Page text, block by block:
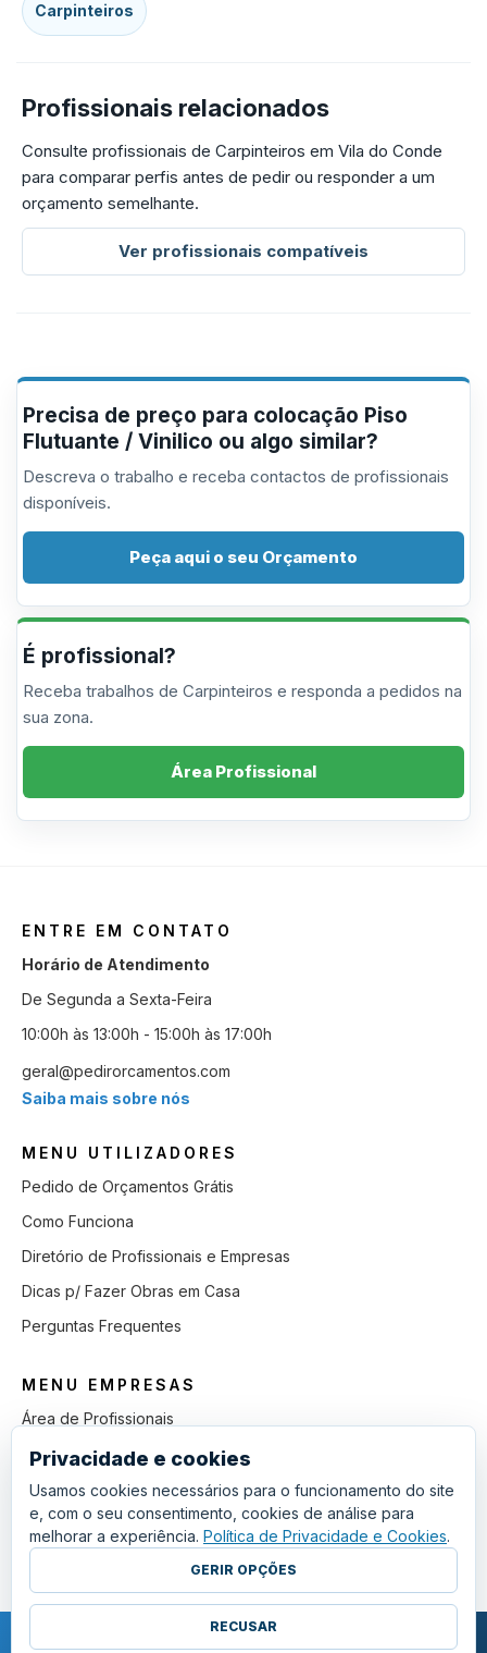
Carpinteiros
Profissionais relacionados
Consulte profissionais de Carpinteiros em Vila do Conde
para comparar perfis antes de pedir ou responder a um
orçamento semelhante.
Ver profissionais compatíveis
Precisa de preço para colocação Piso
Flutuante / Vinilico ou algo similar?
Descreva o trabalho e receba contactos de profissionais
disponíveis.
Peça aqui o seu Orçamento
É profissional?
Receba trabalhos de Carpinteiros e responda a pedidos na
sua zona.
Área Profissional
ENTRE EM CONTATO
Horário de Atendimento
De Segunda a Sexta-Feira
10:00h às 13:00h - 15:00h às 17:00h
geral@pedirorcamentos.com
Saiba mais sobre nós
MENU UTILIZADORES
Pedido de Orçamentos Grátis
Como Funciona
Diretório de Profissionais e Empresas
Dicas p/ Fazer Obras em Casa
Perguntas Frequentes
MENU EMPRESAS
Área de Profissionais
Como Funciona
Lista de Pedidos em Aberto
Como Ganhar mais Obras
Perguntas Frequentes
Privacidade e cookies
Usamos cookies necessários para o funcionamento do site
e, com o seu consentimento, cookies de análise para
melhorar a experiência. Política de Privacidade e Cookies.
GERIR OPÇÕES
RECUSAR